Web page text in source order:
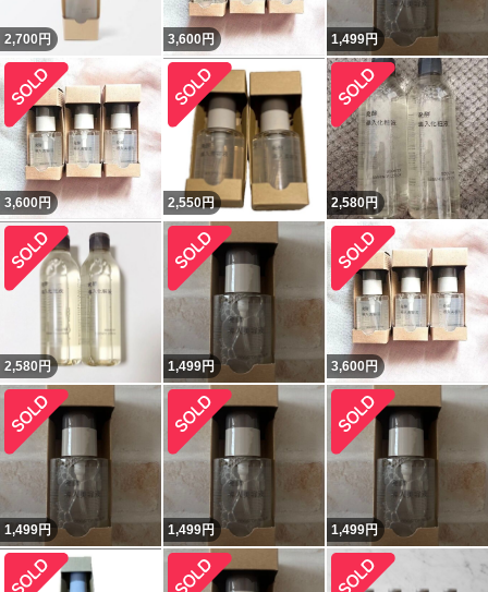
2,700 円 3,600円 1,499円
3,600円 2,550円 2,580円
2,580 円 1,499円 3,600円
1,499円 1,499円 1,499円